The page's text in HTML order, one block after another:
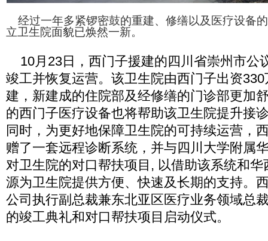
经过一年多紧锣密鼓的重建、修缮以及医疗设备
立卫生院面貌已焕然一新。
10月23日，西门子援建的四川省崇州市公
竣工并恢复运营。该卫生院由西门子出资
建，新建成的住院部及经修缮的门诊部更加
的西门子医疗设备也将帮助该卫生院提升接
同时，为更好地保障卫生院的可持续运营，
赠了一套远程诊断系统，并与四川大学附属
对卫生院的对口帮扶项目, 以借助该系统和
源为卫生院提供方便、快速及长期的支持。
公司执行副总裁兼东北亚区医疗业务领域总
的竣工典礼和对口帮扶项目启动仪式。